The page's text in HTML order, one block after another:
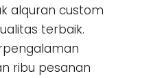
alquran custom
terbaik.
ribu pesanan